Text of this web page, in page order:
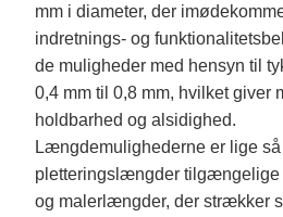
mm i diameter, der
indretnings- og
de muligheder med hensyn til
0,4 mm til 0,8 mm, hvilket giver
holdbarhed og alsidighed.
Længdemulighederne er lige
pletteringslængder tilgængelige
og malerlængder, der strækker